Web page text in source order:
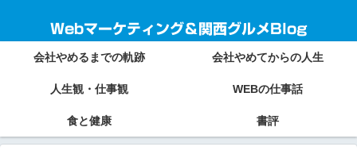
Webマーケティング＆関西グルメBlog
会社やめるまでの軌跡 会社やめてからの人生
人生観・仕事観 WEBの仕事話
食と健康 書評